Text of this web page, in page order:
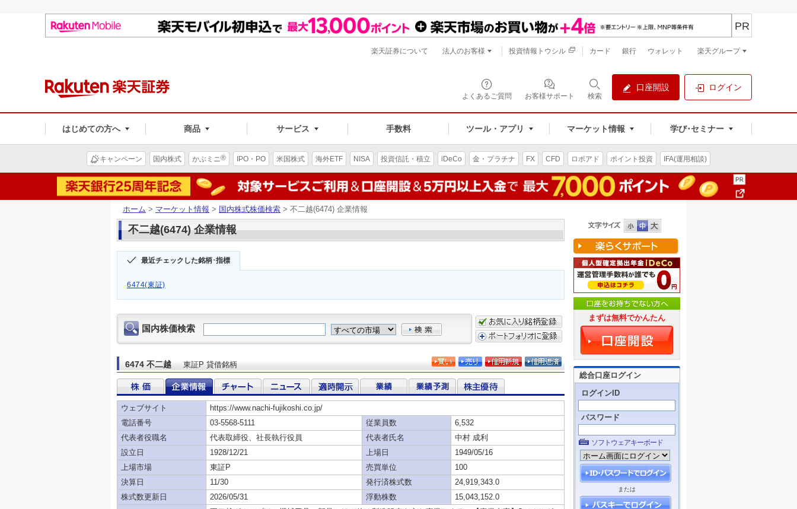
よくあるご質問 お客様サポート 検索
口座開設 ログイン
はじめての方へ 商品 サービス 手数料 ツール・アプリ マーケット情報 学び･セミナー
PR
楽天証券について 法人のお客様 投資情報トウシル カード 銀行 ウォレット 楽天グループ
キャンペーン 国内株式 かぶミニ® IPO・PO 米国株式 海外ETF NISA 投資信託・積立 iDeCo 金・プラチナ FX CFD ロボアド ポイント投資 IFA(運用相談)
ホーム > マーケット情報 > 国内株式株価検索 > 不二越(6474) 企業情報
不二越(6474) 企業情報
最近チェックした銘柄･指標
6474(東証)
まずは無料でかんたん
総合口座ログイン
ログインID
パスワード
ソフトウェアキーボード
または